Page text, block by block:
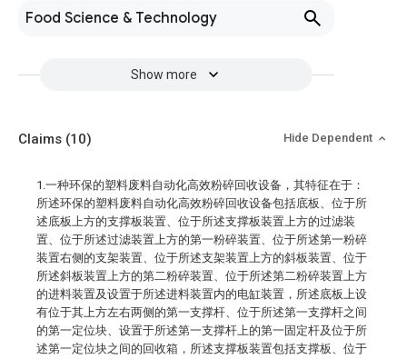
Food Science & Technology
Show more
Claims (10) Hide Dependent
1.一种环保的塑料废料自动化高效粉碎回收设备，其特征在于：
所述环保的塑料废料自动化高效粉碎回收设备包括底板、位于所
述底板上方的支撑板装置、位于所述支撑板装置上方的过滤装
置、位于所述过滤装置上方的第一粉碎装置、位于所述第一粉碎
装置右侧的支架装置、位于所述支架装置上方的斜板装置、位于
所述斜板装置上方的第二粉碎装置、位于所述第二粉碎装置上方
的进料装置及设置于所述进料装置内的电缸装置，所述底板上设
有位于其上方左右两侧的第一支撑杆、位于所述第一支撑杆之间
的第一定位块、设置于所述第一支撑杆上的第一固定杆及位于所
述第一定位块之间的回收箱，所述支撑板装置包括支撑板、位于